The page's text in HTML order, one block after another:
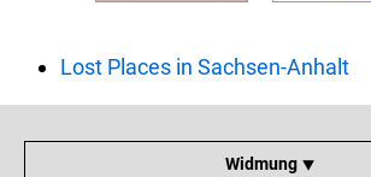
Lost Places in Sachsen-Anhalt
Widmung ⯆